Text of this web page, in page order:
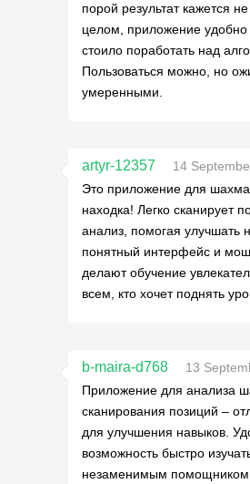
порой результат кажется
целом, приложение
стоило поработать над
Пользоваться можно, но
умеренными.
artyr-12357
14
Это приложение для
находка! Легко сканирует
анализ, помогая улучшать
понятный интерфейс и
делают обучение
всем, кто хочет поднять
b-maira-d768
13
Приложение для анализа
сканирования позиций –
для улучшения навыков.
возможность быстро
незаменимым помощником